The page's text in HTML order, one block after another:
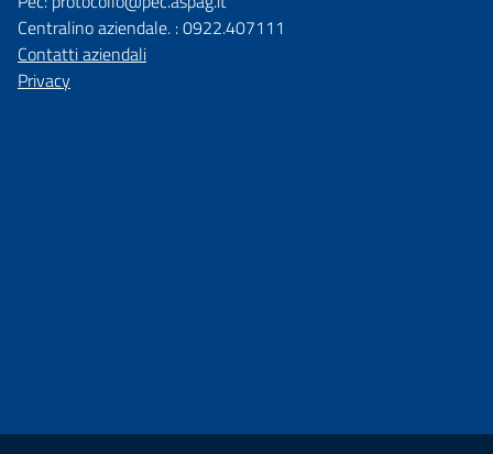
Centralino aziendale. : 0922.407111
Contatti aziendali
Privacy